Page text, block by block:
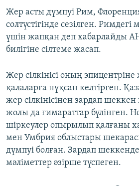
Жер асты дүмпуі Рим,
солтүстігінде сезілген.
үшін жапқан деп хабарлайды
билігіне сілтеме жасап.
Жер сілкінісі оның
қалаларға нұқсан келтірген.
жер сілкінісінен зардап шеккен
жолы да ғимараттар бүлінген.
шіркеулер опырылып қалғаны
мен Умбрия облыстары
дүмпуі болған. Зардап
мәліметтер әзірше түспеген.